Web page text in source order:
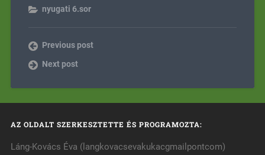
nyugati 6.sor
Previous post
Next post
AZ OLDALT SZERKESZTETTE ÉS PROGRAMOZTA:
Láng-Kovács Éva (langkovacsevakukacgmailpontcom)